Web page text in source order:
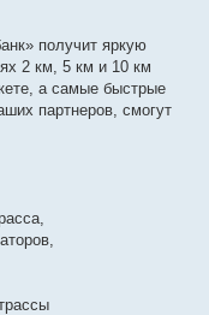
получит яркую
2 км, 5 км и 10 км
а самые быстрые
партнеров, смогут